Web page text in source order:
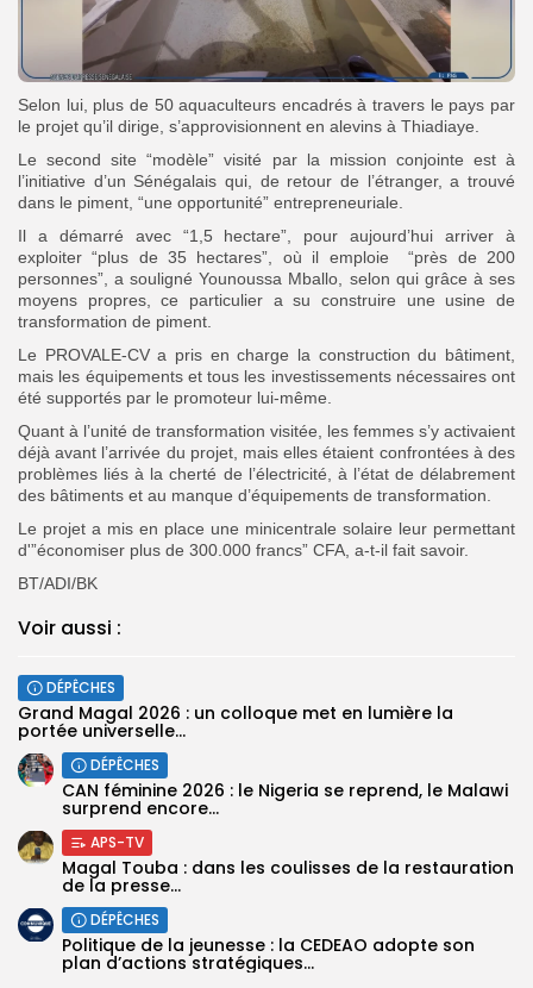
Selon lui, plus de 50 aquaculteurs encadrés à travers le pays par
le projet qu’il dirige, s’approvisionnent en alevins à Thiadiaye.
Le second site “modèle” visité par la mission conjointe est à
l’initiative d’un Sénégalais qui, de retour de l’étranger, a trouvé
dans le piment, “une opportunité” entrepreneuriale.
Il a démarré avec “1,5 hectare”, pour aujourd’hui arriver à
exploiter “plus de 35 hectares”, où il emploie “près de 200
personnes”, a souligné Younoussa Mballo, selon qui grâce à ses
moyens propres, ce particulier a su construire une usine de
transformation de piment.
Le PROVALE-CV a pris en charge la construction du bâtiment,
mais les équipements et tous les investissements nécessaires ont
été supportés par le promoteur lui-même.
Quant à l’unité de transformation visitée, les femmes s’y activaient
déjà avant l’arrivée du projet, mais elles étaient confrontées à des
problèmes liés à la cherté de l’électricité, à l’état de délabrement
des bâtiments et au manque d’équipements de transformation.
Le projet a mis en place une minicentrale solaire leur permettant
d'”économiser plus de 300.000 francs” CFA, a-t-il fait savoir.
BT/ADI/BK
Voir aussi :
DÉPÊCHES
Grand Magal 2026 : un colloque met en lumière la
portée universelle...
DÉPÊCHES
‎CAN féminine 2026 : le Nigeria se reprend, le Malawi
surprend encore...
APS-TV
Magal Touba : dans les coulisses de la restauration
de la presse...
DÉPÊCHES
Politique de la jeunesse : la CEDEAO adopte son
plan d’actions stratégiques...